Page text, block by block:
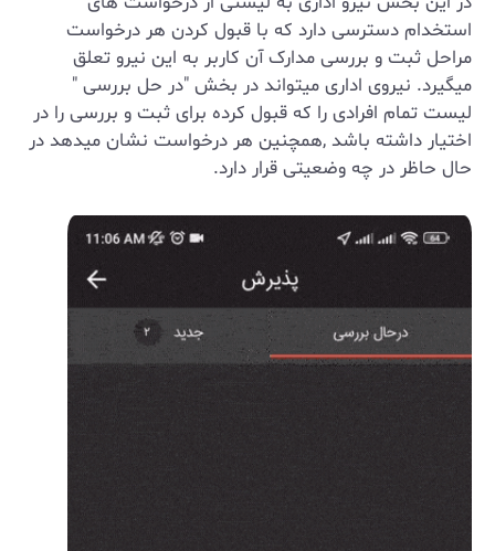
استخدام دسترسی دارد که با قبول کردن هر درخواست
مراحل ثبت و بررسی مدارک آن کاربر به این نیرو تعلق
میگیرد. نیروی اداری میتواند در بخش "در حل بررسی "
لیست تمام افرادی را که قبول کرده برای ثبت و بررسی را در
اختیار داشته باشد ,همچنین هر درخواست نشان میدهد در
حال حاظر در چه وضعیتی قرار دارد.